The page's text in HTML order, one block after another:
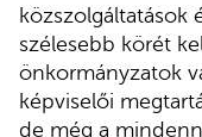
közszolgáltatások
szélesebb körét
önkormányzatok
képviselői
de még a